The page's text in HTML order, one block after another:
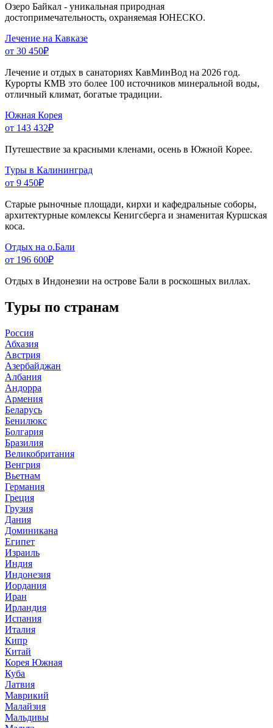
Озеро Байкал - уникальная природная
достопримечательность, охраняемая ЮНЕСКО.
Лечение на Кавказе
от 30 450₽
Лечение и отдых в санаториях КавМинВод на 2026 год.
Курорты КМВ это более 100 источников минеральной воды,
отличный климат, богатые традиции.
Южная Корея
от 143 432₽
Путешествие за красными кленами, осень в Южной Корее.
Туры в Калининград
от 9 450₽
Старые рыночные площади, кирхи и кафедральные соборы,
архитектурные комлексы Кенигсберга и знаменитая Куршская
коса.
Отдых на о.Бали
от 196 600₽
Отдых в Индонезии на острове Бали в роскошных виллах.
Туры по странам
Россия
Абхазия
Австрия
Азербайджан
Албания
Андорра
Армения
Беларусь
Бенилюкс
Болгария
Бразилия
Великобритания
Венгрия
Вьетнам
Германия
Греция
Грузия
Дания
Доминикана
Египет
Израиль
Индия
Индонезия
Иордания
Иран
Ирландия
Испания
Италия
Кипр
Китай
Корея Южная
Куба
Латвия
Маврикий
Малайзия
Мальдивы